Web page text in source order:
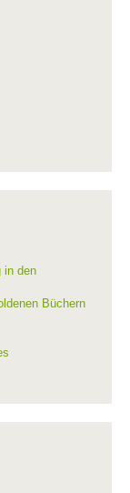
in den
Büchern